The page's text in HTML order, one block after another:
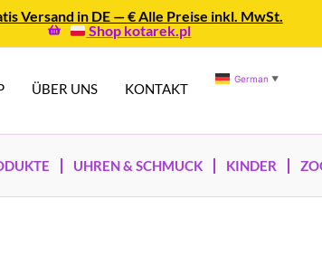
Versand in DE — € Alle Preise inkl. MwSt.
Shop kotarek.pl
ÜBER UNS KONTAKT
German ▼
UHREN & SCHMUCK KINDER